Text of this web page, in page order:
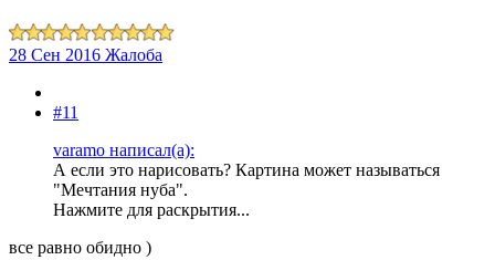
28 Сен 2016 Жалоба
#11
varamo написал(а):
А если это нарисовать? Картина может называться
"Мечтания нуба".
Нажмите для раскрытия...
все равно обидно )